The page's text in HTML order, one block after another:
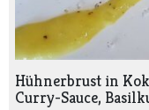
Hühnerbrust in
Curry-Sauce,